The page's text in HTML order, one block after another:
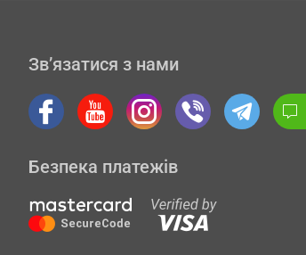
Зв’язатися з нами
Безпека платежів